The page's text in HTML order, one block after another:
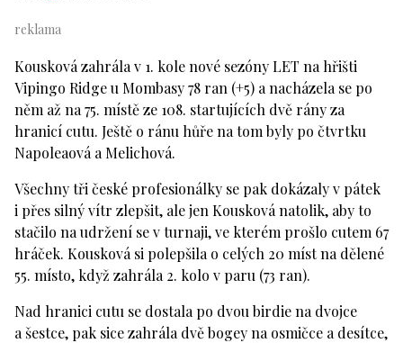
Kousková zahrála v 1. kole nové sezóny LET na hřišti
Vipingo Ridge u Mombasy 78 ran (+5) a nacházela se po
něm až na 75. místě ze 108. startujících dvě rány za
hranicí cutu. Ještě o ránu hůře na tom byly po čtvrtku
Napoleaová a Melichová.
Všechny tři české profesionálky se pak dokázaly v pátek
i přes silný vítr zlepšit, ale jen Kousková natolik, aby to
stačilo na udržení se v turnaji, ve kterém prošlo cutem 67
hráček. Kousková si polepšila o celých 20 míst na dělené
55. místo, když zahrála 2. kolo v paru (73 ran).
Nad hranici cutu se dostala po dvou birdie na dvojce
a šestce, pak sice zahrála dvě bogey na osmičce a desítce,